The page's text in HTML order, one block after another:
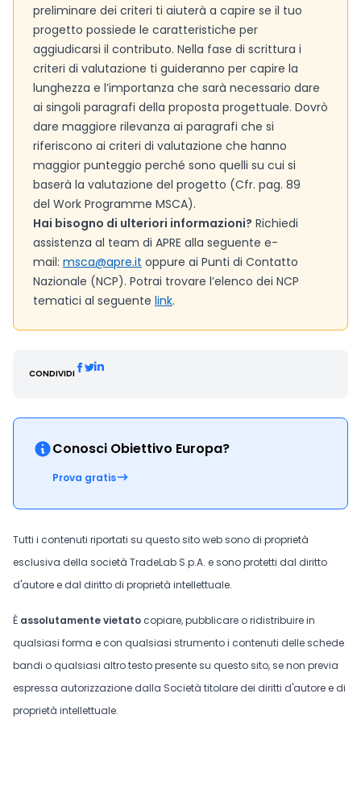
preliminare dei criteri ti aiuterà a capire se il tuo
progetto possiede le caratteristiche per
aggiudicarsi il contributo. Nella fase di scrittura i
criteri di valutazione ti guideranno per capire la
lunghezza e l’importanza che sarà necessario dare
ai singoli paragrafi della proposta progettuale. Dovrò
dare maggiore rilevanza ai paragrafi che si
riferiscono ai criteri di valutazione che hanno
maggior punteggio perché sono quelli su cui si
baserà la valutazione del progetto (Cfr. pag. 89
del Work Programme MSCA).
Hai bisogno di ulteriori informazioni? Richiedi
assistenza al team di APRE alla seguente e-
mail: msca@apre.it oppure ai Punti di Contatto
Nazionale (NCP). Potrai trovare l’elenco dei NCP
tematici al seguente link.
CONDIVIDI
Conosci Obiettivo Europa?
Prova gratis
Tutti i contenuti riportati su questo sito web sono di proprietà
esclusiva della società TradeLab S.p.A. e sono protetti dal diritto
d'autore e dal diritto di proprietà intellettuale.
È assolutamente vietato copiare, pubblicare o ridistribuire in
qualsiasi forma e con qualsiasi strumento i contenuti delle schede
bandi o qualsiasi altro testo presente su questo sito, se non previa
espressa autorizzazione dalla Società titolare dei diritti d'autore e di
proprietà intellettuale.